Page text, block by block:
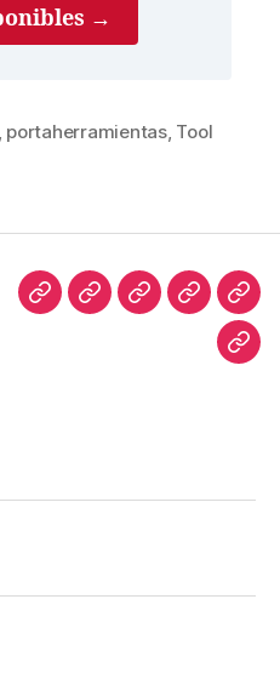
→
portaherramientas, Tool